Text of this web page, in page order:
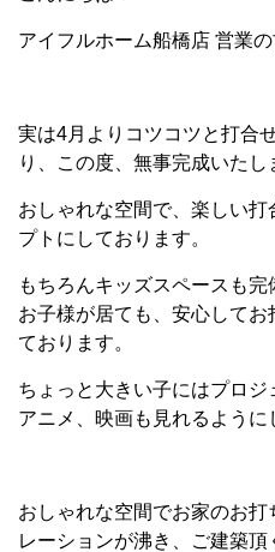
アイフルホーム船橋店 営業の
実は4月よりコツコツと打合
り、この度、無事完成いたし
おしゃれな空間で、楽しい
プトにしております。
もちろんキッズスペースも
お子様が居ても、安心して
ております。
ちょっと大きい子にはプロ
アニメ、映画も見れるように
おしゃれな空間でお家のお
レーションが沸き、ご建築